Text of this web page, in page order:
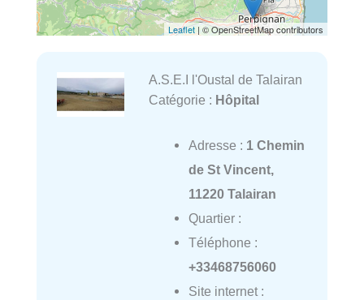
Leaflet | © OpenStreetMap contributors
A.S.E.I l'Oustal de Talairan
Catégorie : Hôpital
Adresse : 1 Chemin
de St Vincent,
11220 Talairan
Quartier :
Téléphone :
+33468756060
Site internet :